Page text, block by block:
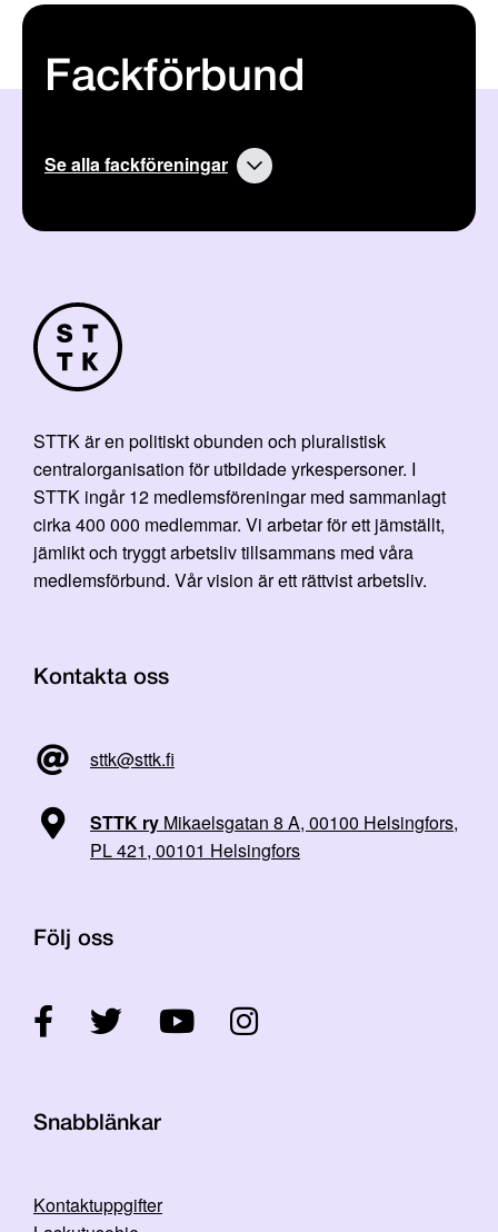
Fackförbund
Se alla fackföreningar
STTK är en politiskt obunden och pluralistisk
centralorganisation för utbildade yrkespersoner. I
STTK ingår 12 medlemsföreningar med sammanlagt
cirka 400 000 medlemmar. Vi arbetar för ett jämställt,
jämlikt och tryggt arbetsliv tillsammans med våra
medlemsförbund. Vår vision är ett rättvist arbetsliv.
Kontakta oss
sttk@sttk.fi
STTK ry Mikaelsgatan 8 A, 00100 Helsingfors,
PL 421, 00101 Helsingfors
Följ oss
Snabblänkar
Kontaktuppgifter